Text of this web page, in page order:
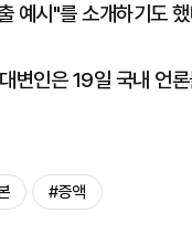
예시"를 소개하기도
변인은 19일 국내 언
#증액